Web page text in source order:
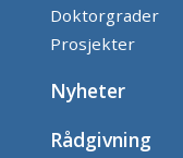
Doktorgrader
Prosjekter
Nyheter
Rådgivning